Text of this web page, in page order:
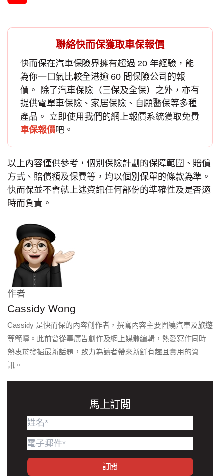
聯絡快而保獲取車保報價
快而保在汽車保險界擁有超過 20 年經驗，能
為你一口氣比較全港逾 60 間保險公司的報
價。 除了汽車保險 （三保及全保）之外，亦有
提供電單車保險、家居保險、自願醫保等多種
產品。 立即使用我們的網上報價系統獲取免費
車保報價吧。
以上內容僅供參考，個別保險計劃的保障範圍、賠償
方式、賠償額及保費等，均以個別保單的條款為準。
快而保並不會就上述資訊任何部份的準確性及是否適
時而負責。
作者
Cassidy Wong
Cassidy 是快而保的內容創作者，撰寫內容主要圍繞汽車及旅遊
等範疇。此前曾從事廣告創作及網上媒體編輯，熱愛寫作同時
熱衷於發掘最新話題，致力為讀者帶來新鮮有趣且實用的資
訊。
馬上訂閲
訂閲